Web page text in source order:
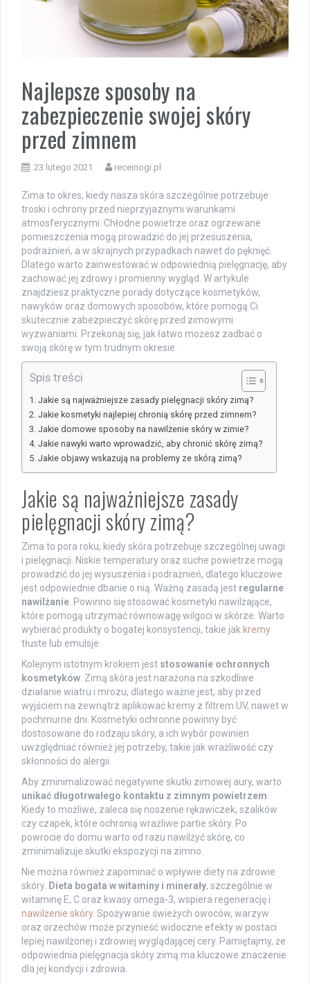
Najlepsze sposoby na
zabezpieczenie swojej skóry
przed zimnem
23 lutego 2021 receinogi.pl
Zima to okres, kiedy nasza skóra szczególnie potrzebuje
troski i ochrony przed nieprzyjaznymi warunkami
atmosferycznymi. Chłodne powietrze oraz ogrzewane
pomieszczenia mogą prowadzić do jej przesuszenia,
podrażnień, a w skrajnych przypadkach nawet do pęknięć.
Dlatego warto zainwestować w odpowiednią pielęgnację, aby
zachować jej zdrowy i promienny wygląd. W artykule
znajdziesz praktyczne porady dotyczące kosmetyków,
nawyków oraz domowych sposobów, które pomogą Ci
skutecznie zabezpieczyć skórę przed zimowymi
wyzwaniami. Przekonaj się, jak łatwo możesz zadbać o
swoją skórę w tym trudnym okresie.
Spis treści
Jakie są najważniejsze zasady pielęgnacji skóry zimą?
Jakie kosmetyki najlepiej chronią skórę przed zimnem?
Jakie domowe sposoby na nawilżenie skóry w zimie?
Jakie nawyki warto wprowadzić, aby chronić skórę zimą?
Jakie objawy wskazują na problemy ze skórą zimą?
Jakie są najważniejsze zasady
pielęgnacji skóry zimą?
Zima to pora roku, kiedy skóra potrzebuje szczególnej uwagi
i pielęgnacji. Niskie temperatury oraz suche powietrze mogą
prowadzić do jej wysuszenia i podrażnień, dlatego kluczowe
jest odpowiednie dbanie o nią. Ważną zasadą jest regularne
nawilżanie . Powinno się stosować kosmetyki nawilżające,
które pomogą utrzymać równowagę wilgoci w skórze. Warto
wybierać produkty o bogatej konsystencji, takie jak kremy
tłuste lub emulsje.
Kolejnym istotnym krokiem jest stosowanie ochronnych
kosmetyków . Zimą skóra jest narażona na szkodliwe
działanie wiatru i mrozu, dlatego ważne jest, aby przed
wyjściem na zewnątrz aplikować kremy z filtrem UV, nawet w
pochmurne dni. Kosmetyki ochronne powinny być
dostosowane do rodzaju skóry, a ich wybór powinien
uwzględniać również jej potrzeby, takie jak wrażliwość czy
skłonności do alergii.
Aby zminimalizować negatywne skutki zimowej aury, warto
unikać długotrwałego kontaktu z zimnym powietrzem
Kiedy to możliwe, zaleca się noszenie rękawiczek, szalików
czy czapek, które ochronią wrażliwe partie skóry. Po
powrocie do domu warto od razu nawilżyć skórę, co
zminimalizuje skutki ekspozycji na zimno.
Nie można również zapominać o wpływie diety na zdrowie
skóry. Dieta bogata w witaminy i minerały, szczególnie w
witaminę E, C oraz kwasy omega-3, wspiera regenerację i
nawilżenie skóry. Spożywanie świeżych owoców, warzyw
oraz orzechów może przynieść widoczne efekty w postaci
lepiej nawilżonej i zdrowiej wyglądającej cery. Pamiętajmy, że
odpowiednia pielęgnacja skóry zimą ma kluczowe znaczenie
dla jej kondycji i zdrowia.